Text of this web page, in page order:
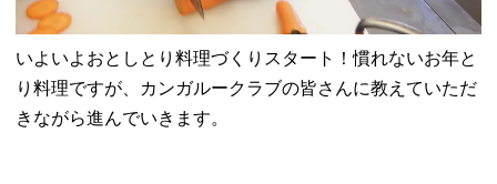
いよいよおとしとり料理づくりスタート！慣れないお年と
り料理ですが、カンガルークラブの皆さんに教えていただ
きながら進んでいきます。